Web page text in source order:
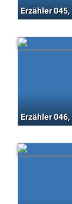
Erzähler 045,
Erzähler 046,